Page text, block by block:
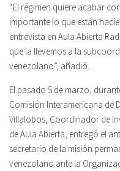
“El régimen quiere acabar
importante lo que están
entrevista en Aula Abierta
que la llevemos a la
venezolano”, añadió.
El pasado 5 de marzo,
Comisión Interamericana de
Villalobos, Coordinador de
de Aula Abierta, entregó el
secretario de la misión
venezolano ante la